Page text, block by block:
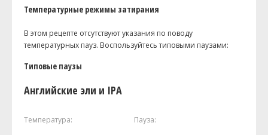
Температурные режимы затирания
В этом рецепте отсутствуют указания по поводу
температурных пауз. Воспользуйтесь типовыми паузами:
Типовые паузы
Английские эли и IPA
Температура: Пауза: